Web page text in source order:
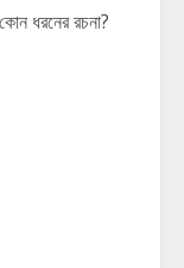
কোন ধরনের রচনা?